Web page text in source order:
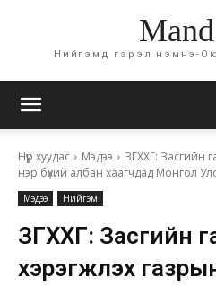
Нийгэмд гэрэл нэмнэ-
Нүүр хуудас Мэдээ
ЗГХХГ: Засгийн
нэр бүхий албан хаагчдад Монгол
Мэдээ Нийгэм
ЗГХХГ: Засгийн
хэрэгжүүлэх